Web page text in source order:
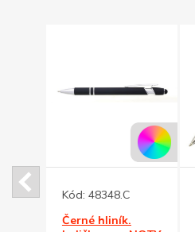
Kód: 48348.C
Černé hliník.